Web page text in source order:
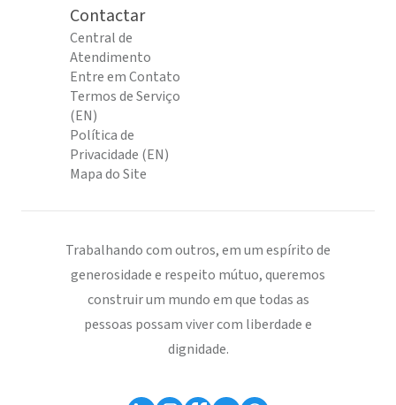
Contactar
Central de
Atendimento
Entre em Contato
Termos de Serviço
(EN)
Política de
Privacidade (EN)
Mapa do Site
Trabalhando com outros, em um espírito de
generosidade e respeito mútuo, queremos
construir um mundo em que todas as
pessoas possam viver com liberdade e
dignidade.